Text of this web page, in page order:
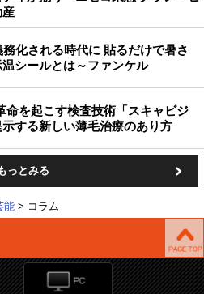
産
化される時代に 貼るだけで暑さ
シールとは～ファンケル
を起こす検査技術「スキャビジ
する新しい薄毛治療のあり方
っとみる
能 コラム